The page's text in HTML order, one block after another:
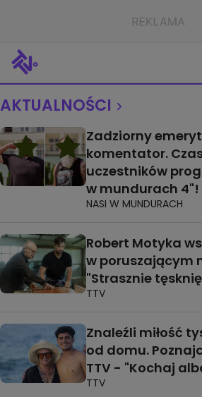
AKTUALNOŚCI
Zadziorny
komentator.
uczestników
w mundurach 4"!
NASI W MUNDURACH
Robert Motyka
w poruszającym
"Strasznie
TTV
Znaleźli miłość
od domu.
TTV - "Kochaj
TTV